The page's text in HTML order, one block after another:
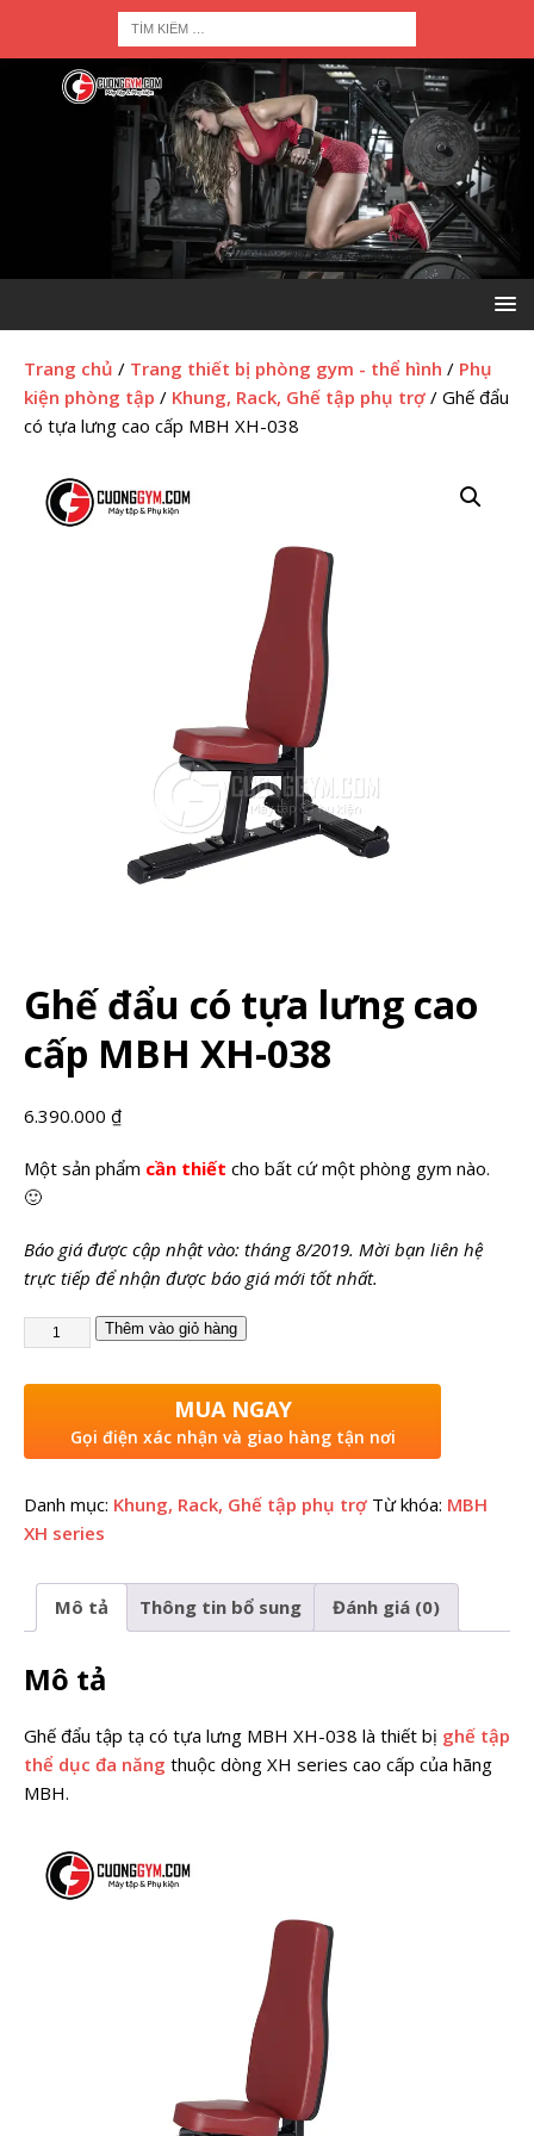
Trang chủ / Trang thiết bị phòng gym - thể hình / Phụ
kiện phòng tập / Khung, Rack, Ghế tập phụ trợ / Ghế đẩu
có tựa lưng cao cấp MBH XH-038
Ghế đẩu có tựa lưng cao
cấp MBH XH-038
6.390.000 ₫
Một sản phẩm cần thiết cho bất cứ một phòng gym nào.
🙂
Báo giá được cập nhật vào: tháng 8/2019. Mời bạn liên hệ
trực tiếp để nhận được báo giá mới tốt nhất.
Thêm vào giỏ hàng
MUA NGAY
Gọi điện xác nhận và giao hàng tận nơi
Danh mục: Khung, Rack, Ghế tập phụ trợ Từ khóa: MBH
XH series
Mô tả Thông tin bổ sung Đánh giá (0)
Mô tả
Ghế đẩu tập tạ có tựa lưng MBH XH-038 là thiết bị ghế tập
thể dục đa năng thuộc dòng XH series cao cấp của hãng
MBH.